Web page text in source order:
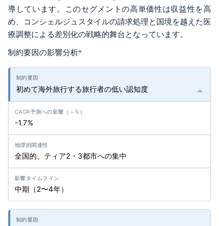
導しています。このセグメントの高単価性は収益性を高
め、コンシェルジュスタイルの請求処理と国境を越えた医
療調整による差別化の戦略的舞台となっています。
制約要因の影響分析*
初めて海外旅行する旅行者の低い認知度
-1.7%
全国的、ティア2・3都市への集中
中期（2〜4年）